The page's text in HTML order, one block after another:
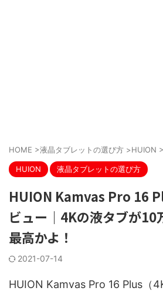
HOME >液晶タブレットの選び方 >HUION >
HUION 液晶タブレットの選び方
HUION Kamvas Pro 16
ビュー｜4Kの液タブが10
最高かよ！
2021-07-14
HUION Kamvas Pro 16 Plus（